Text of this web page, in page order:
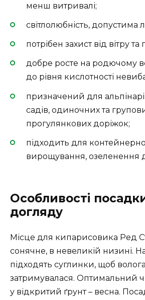
менш витривалі;
світлолюбність, допустима
потрібен захист від вітру та
добре росте на родючому
до рівня кислотності
призначений для
садів, одиночних та
прогулянкових доріжок;
підходить для
вирощування, озеленення
Особливості
догляду
Місце для кипарисовика Ред
сонячне, в невеликій низині.
підходять суглинки, щоб
затримувалася. Оптимальний
у відкритий ґрунт – весна.